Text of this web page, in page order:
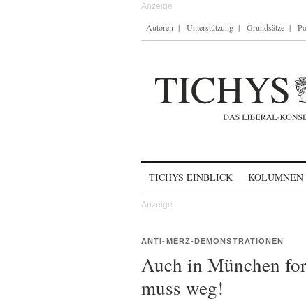
Autoren Unterstützung Grundsätze
TICHYS EINBLICK KOLUMNEN
ANTI-MERZ-DEMONSTRATIONEN
Auch in München
muss weg!